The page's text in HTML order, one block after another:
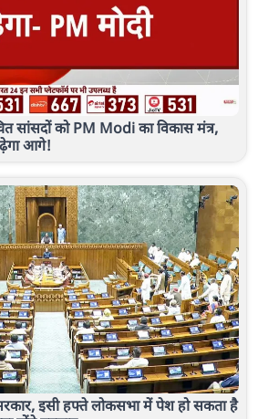
सांसदों को PM Modi का विकास मंत्र,
आगे!
इसी हफ्ते लोकसभा में पेश हो सकता है